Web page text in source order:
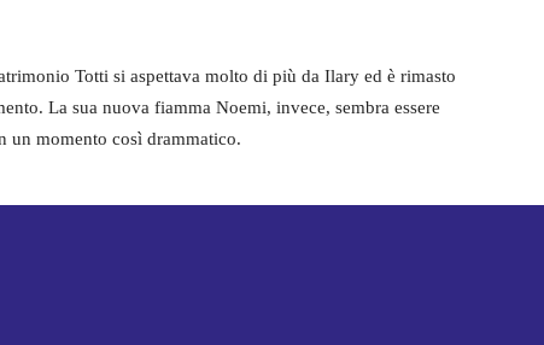
Totti si aspettava molto di più da Ilary ed è rimasto
La sua nuova fiamma Noemi, invece, sembra essere
un momento così drammatico.